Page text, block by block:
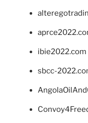
ibie2022.com
sbcc-